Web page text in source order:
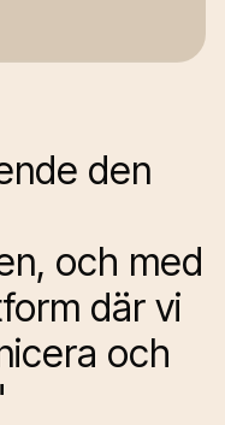
den
och med
där vi
och